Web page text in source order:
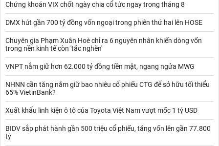
Chứng khoán VIX chốt ngày chia cổ tức ngay trong tháng 8
DMX hút gần 700 tỷ đồng vốn ngoại trong phiên thứ hai lên HOSE
Chuyên gia Phạm Xuân Hoè chỉ ra 6 nguyên nhân khiến dòng vốn
trong nền kinh tế còn 'tắc nghẽn'
VNPT nắm giữ hơn 62.000 tỷ đồng tiền mặt, ngang ngửa MWG
NHNN cần tăng nắm giữ bao nhiêu cổ phiếu CTG để sở hữu tối thiểu
65% VietinBank?
Xuất khẩu linh kiện ô tô của Toyota Việt Nam vượt mốc 1 tỷ USD
BIDV sắp phát hành gần 500 triệu cổ phiếu, tăng vốn lên gần 77.800
tỷ